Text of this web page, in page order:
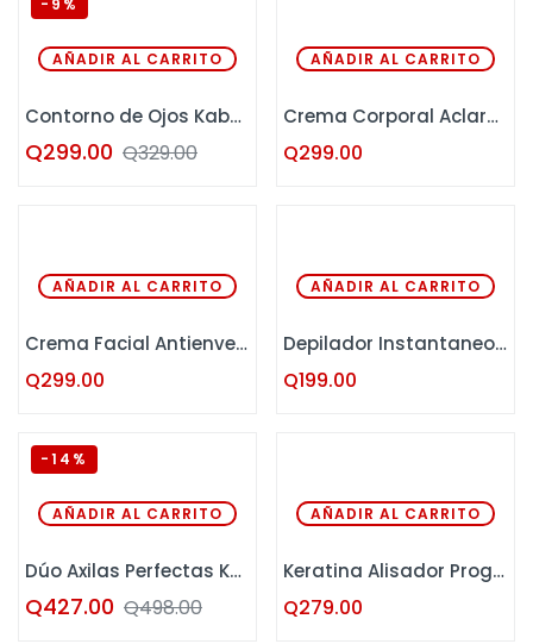
AÑADIR AL CARRITO
-9%
Contorno de Ojos Kaba 15 ML
Q299.00 Q329.00
AÑADIR AL CARRITO
Crema Corporal Aclarante Kaba 60 ML
Q299.00
AÑADIR AL CARRITO
Crema Facial Antienvejecimiento y Tensora Kaba 50 ML
Q299.00
AÑADIR AL CARRITO
Depilador Instantaneo en Spray OMG 60 ML
Q199.00
AÑADIR AL CARRITO
-14%
Dúo Axilas Perfectas Kaba – OMG
Q427.00 Q498.00
AÑADIR AL CARRITO
Keratina Alisador Progresivo Kaba 500 mL
Q279.00